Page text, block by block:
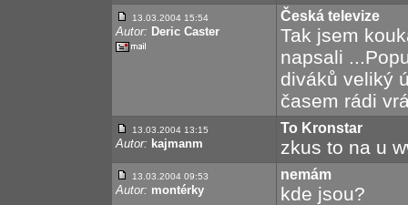
13.03.2004 15:54
Autor: Deric Caster
Česká televize
Tak jsem
napsali
diváků veliký
časem rádi
13.03.2004 13:15
Autor: kajmanm
To Kronstar
zkus to na u
13.03.2004 09:53
Autor: montérky
nemám
kde jsou?